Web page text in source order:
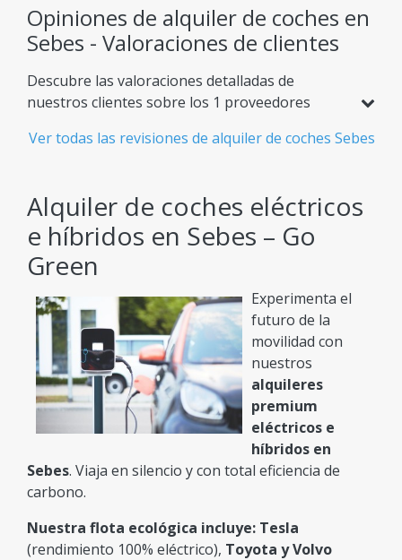
sin sorpresas inesperadas.
Flota Gigante
Más de 900 modelos de coches disponibles,
adaptados a cualquier necesidad de viaje.
Confianza Confirmada
experiencia de alquiler de coches.
Socios de Top - Las empresas más
Colaboramos con líderes del sector como Autonom,
Travis, Gorent y muchos otros.
Reserva Rápida
Tecnología moderna para un proceso de alquiler
online sencillo, rápido y cómodo.
¡Todo lo que tienes que hacer es: Comparar y
Elegir el Precio Adecuado!
Opiniones de alquiler de coches en
Sebes - Valoraciones de clientes
Descubre las valoraciones detalladas de
nuestros clientes sobre los 1 proveedores
basadas en 1 opiniones reales y elige con total
Ver todas las revisiones de alquiler de coches Sebes
Alquiler de coches eléctricos
e híbridos en Sebes – Go
Green
Experimenta el
futuro de la
movilidad con
nuestros
alquileres
premium
eléctricos e
híbridos en
Sebes. Viaja en silencio y con total eficiencia de
carbono.
Nuestra flota ecológica incluye: Tesla
(rendimiento 100% eléctrico), Toyota y Volvo